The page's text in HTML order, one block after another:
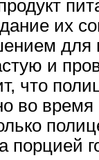
их
для
и
что
во
порцией